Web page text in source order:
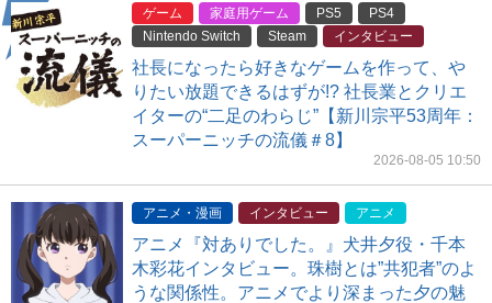
ゲーム 家庭用ゲーム PS5
PS4
Nintendo Switch
Steam インタビュー
社長になったら好きなゲームを作って、や
りたい放題できるはずが!? 社長業とクリエ
イターの“二足のわらじ”【新川宗平53周年：
スーパーニッチの流儀＃8】
2026-08-05 10:50
アニメ・漫画 インタビュー アニメ
アニメ『対ありでした。』犬井夕役・千本
木彩花インタビュー。珠樹とは”共犯者”のよ
うな関係性。アニメでより深まった夕の魅